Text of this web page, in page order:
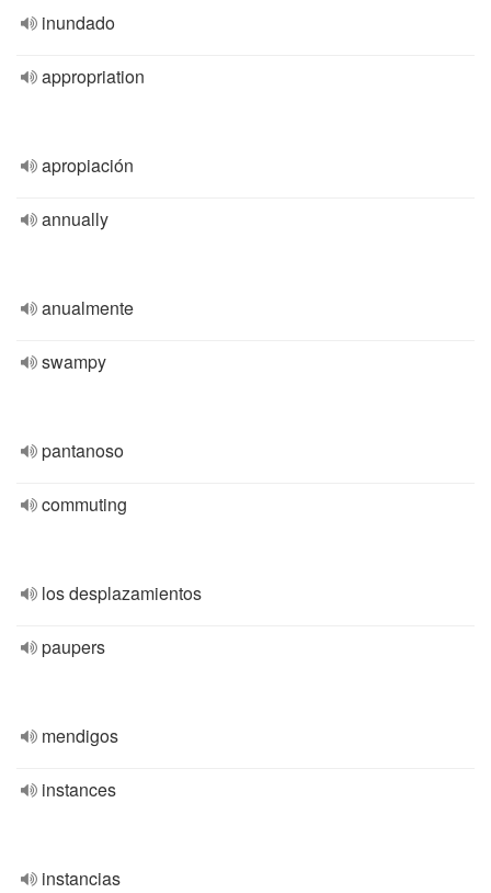
inundado
appropriation
apropiación
annually
anualmente
swampy
pantanoso
commuting
los desplazamientos
paupers
mendigos
instances
instancias